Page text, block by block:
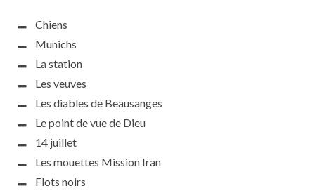
Chiens
Munichs
La station
Les veuves
Les diables de Beausanges
Le point de vue de Dieu
14 juillet
Les mouettes Mission Iran
Flots noirs